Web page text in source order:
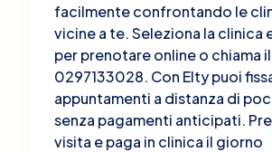
facilmente confrontando le
vicine a te. Seleziona la clinica
per prenotare online o chiama
0297133028. Con Elty puoi
appuntamenti a distanza di
senza pagamenti anticipati.
visita e paga in clinica il giorno